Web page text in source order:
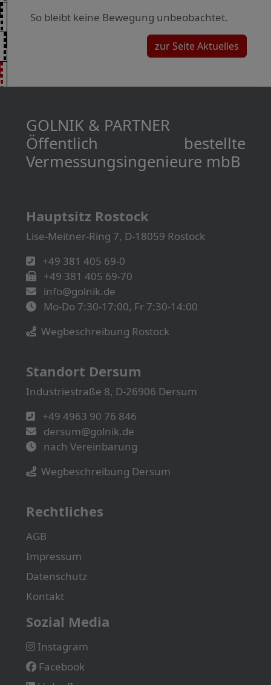
So bleibt keine Bewegung unbeobachtet.
zur Seite Aktuelles
GOLNIK & PARTNER
Öffentlich bestellte
Vermessungs­­ingenieure mbB
Hauptsitz Rostock
Lise-Meitner-Ring 7, D-18059 Rostock
+49 381 405 69-0
+49 381 405 69-70
info@golnik.de
Mo-Do 7:30-17:00, Fr 7:30-14:00
Wegbeschreibung Rostock
Standort Dersum
Industriestraße 8, D-26906 Dersum
+49 4963 90 76 846
dersum@golnik.de
nach Vereinbarung
Wegbeschreibung Dersum
Rechtliches
AGB
Impressum
Datenschutz
Kontakt
Sozial Media
Instagram
Facebook